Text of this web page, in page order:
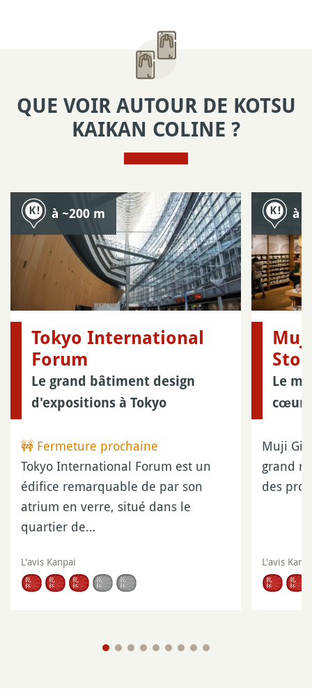
QUE VOIR AUTOUR DE KOTSU
KAIKAN COLINE ?
à ~200 m
Tokyo International
Forum
Le grand bâtiment design
d'expositions à Tokyo
🚧 Fermeture prochaine
Tokyo International Forum est un
édifice remarquable de par son
atrium en verre, situé dans le
quartier de…
L'avis Kanpai
à
Le
cœur
Muji
grand
des
L'avis